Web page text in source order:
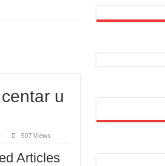
ekonomskih i strateških partnera naše zemlje
u
507 Views
Articles